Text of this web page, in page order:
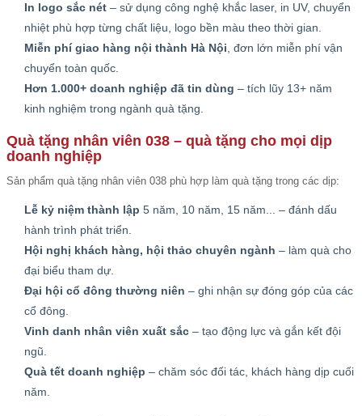
In logo sắc nét – sử dụng công nghệ khắc laser, in UV, chuyển
nhiệt phù hợp từng chất liệu, logo bền màu theo thời gian.
Miễn phí giao hàng nội thành Hà Nội , đơn lớn miễn phí vận
chuyển toàn quốc.
Hơn 1.000+ doanh nghiệp đã tin dùng – tích lũy 13+ năm
kinh nghiệm trong ngành quà tặng.
Quà tặng nhân viên 038 – quà tặng cho mọi dịp
doanh nghiệp
Sản phẩm quà tặng nhân viên 038 phù hợp làm quà tặng trong các dịp:
Lễ kỷ niệm thành lập 5 năm, 10 năm, 15 năm... – đánh dấu
hành trình phát triển.
Hội nghị khách hàng, hội thảo chuyên ngành – làm quà cho
đại biểu tham dự.
Đại hội cổ đông thường niên – ghi nhận sự đóng góp của các
cổ đông.
Vinh danh nhân viên xuất sắc – tạo động lực và gắn kết đội
ngũ.
Quà tết doanh nghiệp – chăm sóc đối tác, khách hàng dịp cuối
năm.